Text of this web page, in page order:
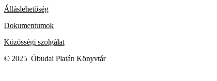
Álláslehetőség
Dokumentumok
Közösségi szolgálat
© 2025 Óbudai Platán Könyvtár